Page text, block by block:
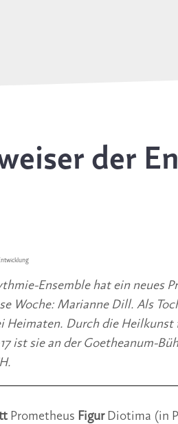
der
Ensemble hat ein neues
Woche: Marianne Dill. Als
Heimaten. Durch die
ist sie an der Goethe­anum-
Prometheus Figur Diotima (in